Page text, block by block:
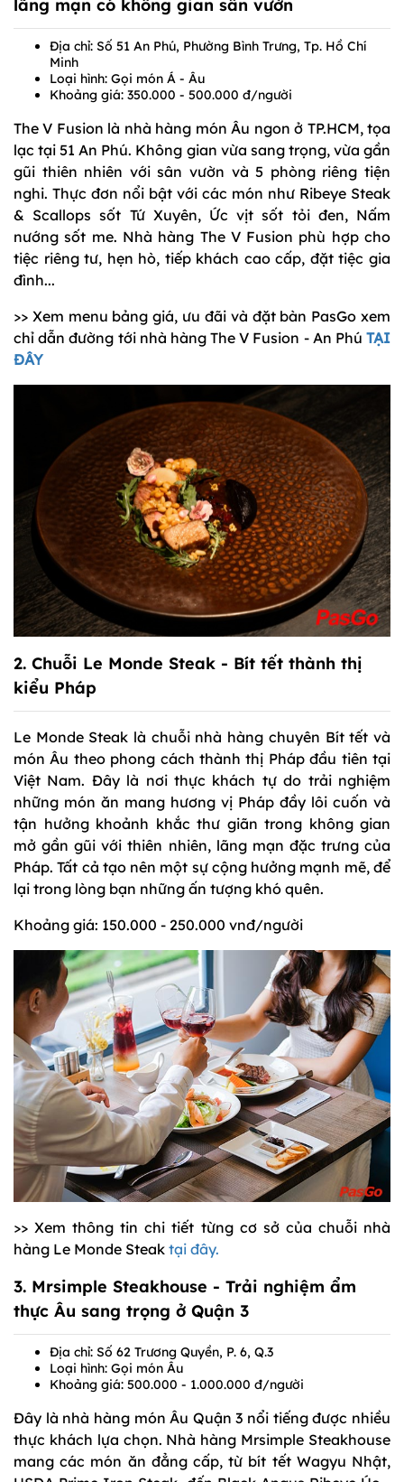
lãng mạn có không gian sân vườn
Địa chỉ: Số 51 An Phú, Phường Bình Trưng, Tp. Hồ Chí
Minh
Loại hình: Gọi món Á - Âu
Khoảng giá: 350.000 - 500.000 đ/người
The V Fusion là nhà hàng món Âu ngon ở TP.HCM, tọa
lạc tại 51 An Phú. Không gian vừa sang trọng, vừa gần
gũi thiên nhiên với sân vườn và 5 phòng riêng tiện
nghi. Thực đơn nổi bật với các món như Ribeye Steak
& Scallops sốt Tứ Xuyên, Ức vịt sốt tỏi đen, Nấm
nướng sốt me. Nhà hàng The V Fusion phù hợp cho
tiệc riêng tư, hẹn hò, tiếp khách cao cấp, đặt tiệc gia
đình...
>> Xem menu bảng giá, ưu đãi và đặt bàn PasGo xem
chỉ dẫn đường tới nhà hàng The V Fusion - An Phú TẠI
ĐÂY
2. Chuỗi Le Monde Steak - Bít tết thành thị
kiểu Pháp
Le Monde Steak là chuỗi nhà hàng chuyên Bít tết và
món Âu theo phong cách thành thị Pháp đầu tiên tại
Việt Nam. Đây là nơi thực khách tự do trải nghiệm
những món ăn mang hương vị Pháp đầy lôi cuốn và
tận hưởng khoảnh khắc thư giãn trong không gian
mở gần gũi với thiên nhiên, lãng mạn đặc trưng của
Pháp. Tất cả tạo nên một sự cộng hưởng mạnh mẽ, để
lại trong lòng bạn những ấn tượng khó quên.
Khoảng giá: 150.000 - 250.000 vnđ/người
>> Xem thông tin chi tiết từng cơ sở của chuỗi nhà
hàng Le Monde Steak tại đây.
3. Mrsimple Steakhouse - Trải nghiệm ẩm
thực Âu sang trọng ở Quận 3
Địa chỉ: Số 62 Trương Quyền, P. 6, Q.3
Loại hình: Gọi món Âu
Khoảng giá: 500.000 - 1.000.000 đ/người
Đây là nhà hàng món Âu Quận 3 nổi tiếng được nhiều
thực khách lựa chọn. Nhà hàng Mrsimple Steakhouse
mang các món ăn đẳng cấp, từ bít tết Wagyu Nhật,